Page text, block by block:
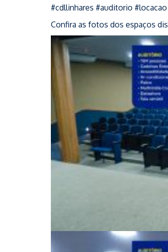
#cdllinhares #auditorio
Confira as fotos dos espaços